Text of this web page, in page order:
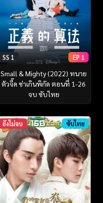
SS 1 EP 1
Small & Mighty (2022) ทนาย
ตัวจี๊ด ซ่าเกินพิกัด ตอนที่ 1-26
จบ ซับไทย
ยังไม่จบ ซับไทย